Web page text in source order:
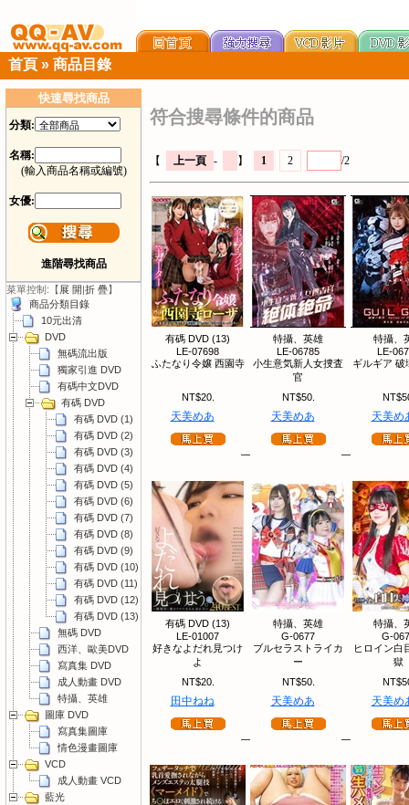
首頁 » 商品目錄
快速尋找商品
分類:
名稱:
(輸入商品名稱或編號)
女優:
進階尋找商品
菜單控制:【展 開|折 疊】
商品分類目錄
10元出清
DVD
無碼流出版
獨家引進 DVD
有碼中文DVD
有碼 DVD
有碼 DVD (1)
有碼 DVD (2)
有碼 DVD (3)
有碼 DVD (4)
有碼 DVD (5)
有碼 DVD (6)
有碼 DVD (7)
有碼 DVD (8)
有碼 DVD (9)
有碼 DVD (10)
有碼 DVD (11)
有碼 DVD (12)
有碼 DVD (13)
無碼 DVD
西洋、歐美DVD
寫真集 DVD
成人動畫 DVD
特攝、英雄
圖庫 DVD
寫真集圖庫
情色漫畫圖庫
VCD
成人動畫 VCD
藍光
符合搜尋條件的商品
【 上一頁 - 】 1 2 /2
有碼 DVD (13)
LE-07698
ふたなり令嬢 西園寺
NT$20.
天美めあ
特攝、英雄
LE-06785
小生意気新人女捜査
官
NT$50.
天美めあ
特攝、
LE-
ギルギア 破
天美め
有碼 DVD (13)
LE-01007
好きなよだれ見つけ
よ
NT$20.
田中ねね
特攝、英雄
G-0677
ブルセラストライカ
ー
NT$50.
天美めあ
特攝、
G-
ヒロイン白
獄
天美め